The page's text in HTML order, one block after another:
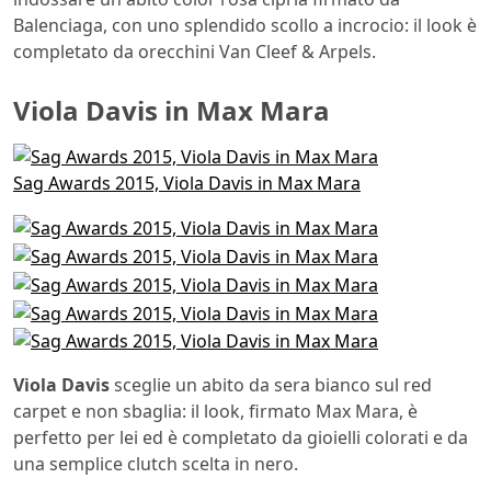
Balenciaga, con uno splendido scollo a incrocio: il look è
completato da orecchini Van Cleef & Arpels.
Viola Davis in Max Mara
Sag Awards 2015, Viola Davis in Max Mara
Viola Davissceglie un abito da sera bianco sul red
carpet e non sbaglia: il look, firmato Max Mara, è
perfetto per lei ed è completato da gioielli colorati e da
una semplice clutch scelta in nero.